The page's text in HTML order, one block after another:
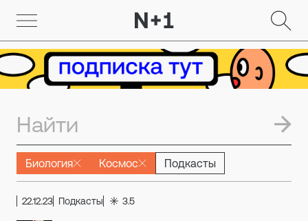
Биология Космос Подкасты
22.12.23 Подкасты 3.5